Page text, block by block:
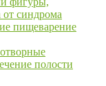
от синдрома
пищеварение
полости